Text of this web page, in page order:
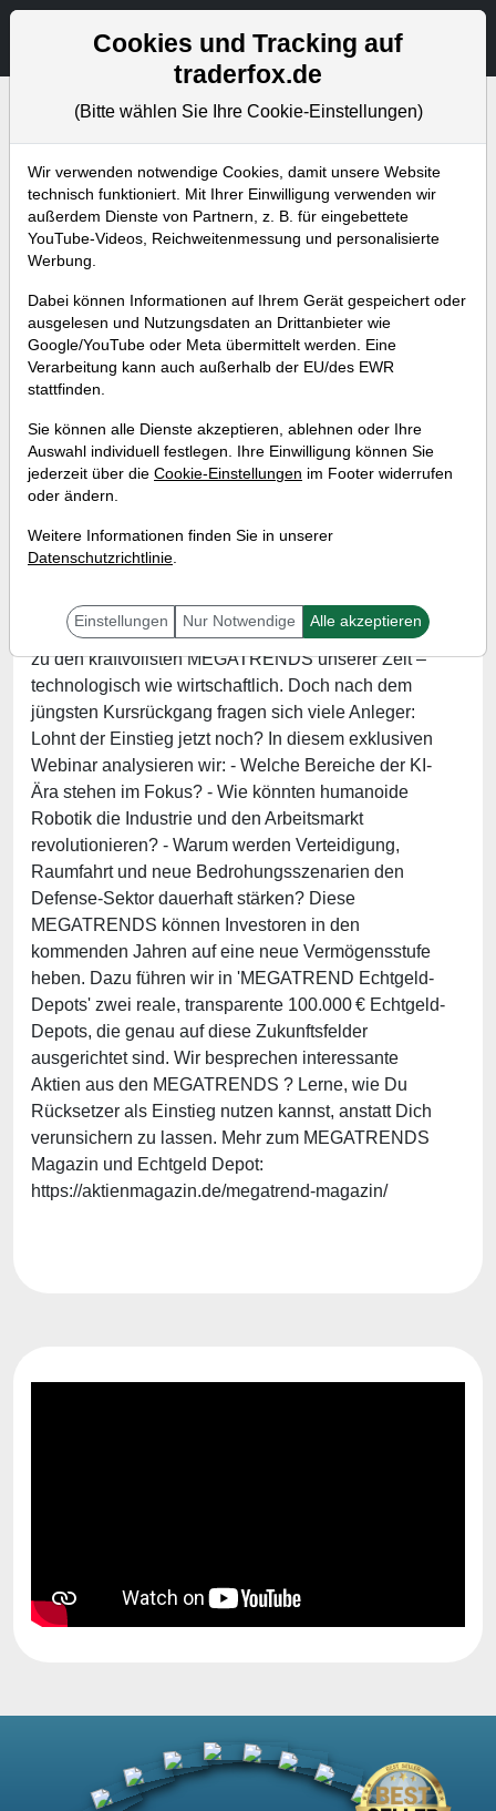
Aktien- und Artikelsuche
Bevorstehende Webinare Alle Aufzeichnungen
Diese Megatrends eröffnen eine
neue Vermögensstufe – trotz
Marktkorrektur
Wann:Mittwoch, 14. Mai 2025 von 18 bis 19 Uhr
KI, humanoide Robotik und Defense & Space zählen
zu den kraftvollsten MEGATRENDS unserer Zeit –
technologisch wie wirtschaftlich. Doch nach dem
jüngsten Kursrückgang fragen sich viele Anleger:
Lohnt der Einstieg jetzt noch? In diesem exklusiven
Webinar analysieren wir: - Welche Bereiche der KI-
Ära stehen im Fokus? - Wie könnten humanoide
Robotik die Industrie und den Arbeitsmarkt
revolutionieren? - Warum werden Verteidigung,
Raumfahrt und neue Bedrohungsszenarien den
Defense-Sektor dauerhaft stärken? Diese
MEGATRENDS können Investoren in den
kommenden Jahren auf eine neue Vermögensstufe
heben. Dazu führen wir in 'MEGATREND Echtgeld-
Depots' zwei reale, transparente 100.000 € Echtgeld-
Depots, die genau auf diese Zukunftsfelder
ausgerichtet sind. Wir besprechen interessante
Aktien aus den MEGATRENDS ? Lerne, wie Du
Rücksetzer als Einstieg nutzen kannst, anstatt Dich
verunsichern zu lassen. Mehr zum MEGATRENDS
Magazin und Echtgeld Depot:
https://aktienmagazin.de/megatrend-magazin/
Cookies und Tracking auf
traderfox.de
(Bitte wählen Sie Ihre Cookie-Einstellungen)
Wir verwenden notwendige Cookies, damit unsere Website
technisch funktioniert. Mit Ihrer Einwilligung verwenden wir
außerdem Dienste von Partnern, z. B. für eingebettete
YouTube-Videos, Reichweitenmessung und personalisierte
Werbung.
Dabei können Informationen auf Ihrem Gerät gespeichert oder
ausgelesen und Nutzungsdaten an Drittanbieter wie
Google/YouTube oder Meta übermittelt werden. Eine
Verarbeitung kann auch außerhalb der EU/des EWR
stattfinden.
Sie können alle Dienste akzeptieren, ablehnen oder Ihre
Auswahl individuell festlegen. Ihre Einwilligung können Sie
jederzeit über die Cookie-Einstellungen im Footer widerrufen
oder ändern.
Weitere Informationen finden Sie in unserer
Datenschutzrichtlinie.
Einstellungen Nur Notwendige Alle akzeptieren